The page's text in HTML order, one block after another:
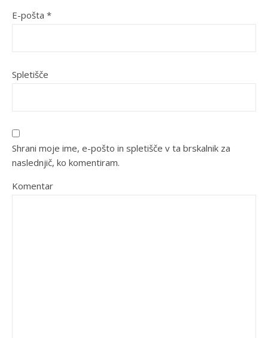
E-pošta *
Spletišče
Shrani moje ime, e-pošto in spletišče v ta brskalnik za
naslednjič, ko komentiram.
Komentar